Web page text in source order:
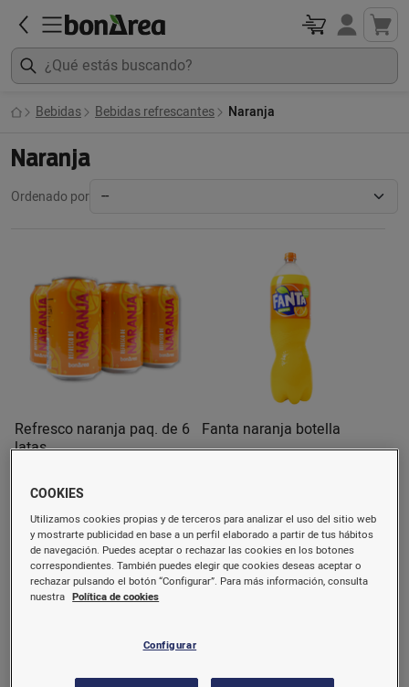
Bebidas Bebidas refrescantes Naranja
Naranja
Ordenado por
Refresco naranja paq. de 6
latas
2,82 €/u.
Comprar
Fanta naranja botella
Comprar
COOKIES
Utilizamos cookies propias y de terceros para analizar el uso del sitio web
y mostrarte publicidad en base a un perfil elaborado a partir de tus hábitos
de navegación. Puedes aceptar o rechazar las cookies en los botones
correspondientes. También puedes elegir que cookies deseas aceptar o
rechazar pulsando el botón “Configurar”. Para más información, consulta
nuestra Política de cookies
Configurar